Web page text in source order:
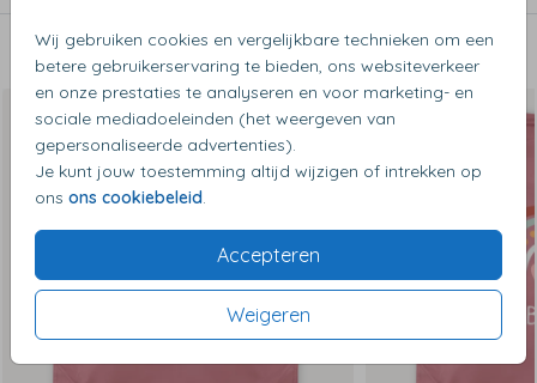
Wij gebruiken cookies en vergelijkbare technieken om een
betere gebruikerservaring te bieden, ons websiteverkeer
en onze prestaties te analyseren en voor marketing- en
sociale mediadoeleinden (het weergeven van
gepersonaliseerde advertenties).
Je kunt jouw toestemming altijd wijzigen of intrekken op
ons ons cookiebeleid.
Accepteren
Weigeren
Dit vind je misschien ook leuk